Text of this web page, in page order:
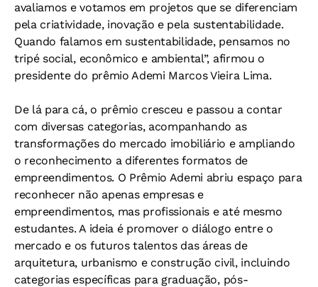
avaliamos e votamos em projetos que se diferenciam
pela criatividade, inovação e pela sustentabilidade.
Quando falamos em sustentabilidade, pensamos no
tripé social, econômico e ambiental”, afirmou o
presidente do prêmio Ademi Marcos Vieira Lima.
De lá para cá, o prêmio cresceu e passou a contar
com diversas categorias, acompanhando as
transformações do mercado imobiliário e ampliando
o reconhecimento a diferentes formatos de
empreendimentos. O Prêmio Ademi abriu espaço para
reconhecer não apenas empresas e
empreendimentos, mas profissionais e até mesmo
estudantes. A ideia é promover o diálogo entre o
mercado e os futuros talentos das áreas de
arquitetura, urbanismo e construção civil, incluindo
categorias específicas para graduação, pós-